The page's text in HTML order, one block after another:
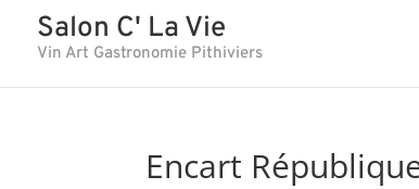
Salon C' La Vie
Vin Art Gastronomie Pithiviers
Encart